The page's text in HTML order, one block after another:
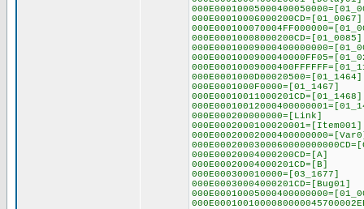
000E00010006000200CD=[01_0067]
000E00010008000200CD=[01_0085]
000E0001000D00020500=[01_1464]
000E0001000F0000=[01_1467]
000E00010011000201CD=[01_1468]
000E000200000000=[Link]
000E0002000100020001=[Item001]
000E00020004000200CD=[A]
000E00020004000201CD=[B]
000E000300010000=[03_1677]
000E00030004000201CD=[Bug01]